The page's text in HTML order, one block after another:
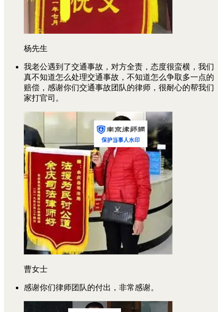
杨先生
我老公遇到了交通事故，对方全责，态度很蛮横，我们
真不知道怎么处理交通事故，不知道怎么争取多一点的
赔偿，感谢你们交通事故团队的律师，很耐心的帮我们
家打官司。
曹女士
感谢你们律师团队的付出，非常感谢。